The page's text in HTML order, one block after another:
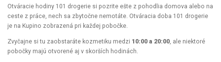
Otváracie hodiny 101 drogerie si pozrite ešte z pohodlia domova alebo na
ceste z práce, nech sa zbytočne nemotáte. Otváracia doba 101 drogerie
je na Kupino zobrazená pri každej pobočke.
Zvyčajne si tu zaobstaráte kozmetiku medzi 10:00 a 20:00, ale niektoré
pobočky majú otvorené aj v skorších hodinách.